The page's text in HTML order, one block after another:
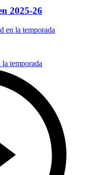
2025-26
en la temporada